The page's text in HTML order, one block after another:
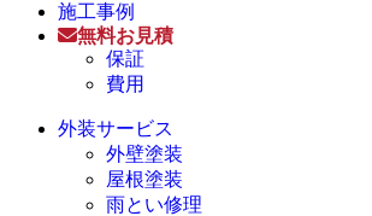
施工事例
無料お見積
保証
費用
外装サービス
外壁塗装
屋根塗装
雨とい修理